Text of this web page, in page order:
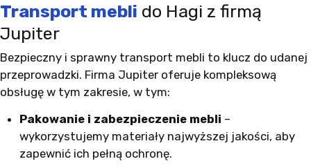
Transport mebli do Hagi z firmą
Jupiter
Bezpieczny i sprawny transport mebli to klucz do udanej
przeprowadzki. Firma Jupiter oferuje kompleksową
obsługę w tym zakresie, w tym:
Pakowanie i zabezpieczenie mebli –
wykorzystujemy materiały najwyższej jakości, aby
zapewnić ich pełną ochronę.